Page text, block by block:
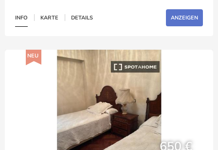
INFO KARTE DETAILS ANZEIGEN
NEU